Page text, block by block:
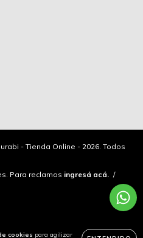
cookies para agilizar
- Tienda Online - 2026. Todos
Para reclamos ingresá acá. /